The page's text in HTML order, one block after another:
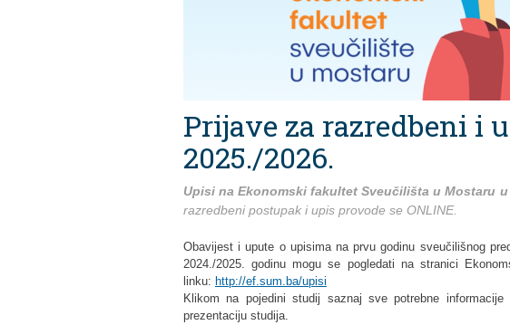
Prijave za razredbeni i
2025./2026.
Upisi na Ekonomski fakultet Sveučilišta u Mostaru
razredbeni postupak i upis provode se ONLINE.
Obavijest i upute o upisima na prvu godinu sveučilišnog
2024./2025. godinu mogu se pogledati na stranici
linku: http://ef.sum.ba/upisi
Klikom na pojedini studij saznaj sve potrebne
prezentaciju studija.